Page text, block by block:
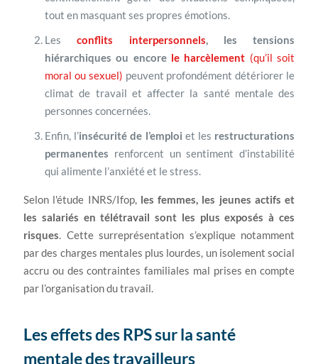
tout en masquant ses propres émotions.
Lesconflits interpersonnels, les tensions
hiérarchiques ou encore le harcèlement (qu’il soit
moral ou sexuel) peuvent profondément détériorer le
climat de travail et affecter la santé mentale des
personnes concernées.
Enfin, l’insécurité de l’emploi et les restructurations
permanentes renforcent un sentiment d’instabilité
qui alimente l’anxiété et le stress.
Selon l'étude INRS/Ifop, les femmes, les jeunes actifs et
les salariés en télétravail sont les plus exposés à ces
risques. Cette surreprésentation s’explique notamment
par des charges mentales plus lourdes, un isolement social
accru ou des contraintes familiales mal prises en compte
par l’organisation du travail.
Les effets des RPS sur la santé
mentale des travailleurs